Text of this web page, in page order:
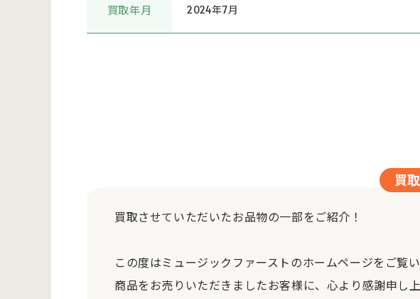
買取年月 2024年7月
買
買取させていただいたお品物の一部をご紹介！
この度はミュージックファーストのホームページをご覧
商品をお売りいただきましたお客様に、心より感謝申し上